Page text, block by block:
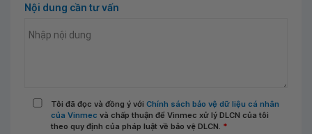
Nội dung cần tư vấn
Tôi đã đọc và đồng ý với Chính sách bảo vệ dữ liệu cá nhân
của Vinmec và chấp thuận để Vinmec xử lý DLCN của tôi
theo quy định của pháp luật về bảo vệ DLCN. *